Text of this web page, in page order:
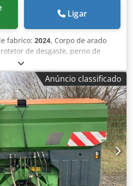
Ligar
fabrico: 2024, Corpo de arado
de desgaste, perno de
Anúncio classificado